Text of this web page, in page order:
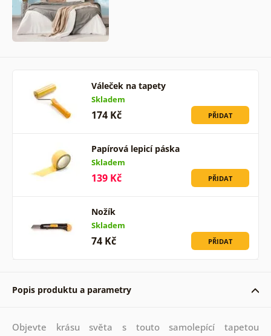
Váleček na tapety
Skladem
174 Kč PŘIDAT
Papírová lepicí páska
Skladem
139 Kč PŘIDAT
Nožík
Skladem
74 Kč PŘIDAT
Popis produktu a parametry
Objevte krásu světa s touto samolepící tapetou